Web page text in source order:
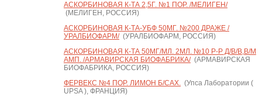
АСКОРБИНОВАЯ К-ТА 2,5Г. №1 ПОР. /МЕЛИГЕН/
(МЕЛИГЕН, РОССИЯ)
АСКОРБИНОВАЯ К-ТА-УБФ 50МГ. №200 ДРАЖЕ /
УРАЛБИОФАРМ/(УРАЛБИОФАРМ, РОССИЯ)
АСКОРБИНОВАЯ К-ТА 50МГ/МЛ. 2МЛ. №10 Р-Р Д/В/В,В/М
АМП. /АРМАВИРСКАЯ БИОФАБРИКА/(АРМАВИРСКАЯ
БИОФАБРИКА, РОССИЯ)
ФЕРВЕКС №4 ПОР. ЛИМОН Б/САХ.(Упса Лаборатории (
UPSA ), ФРАНЦИЯ)